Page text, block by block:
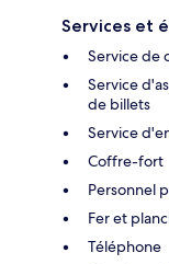
Services et
Service de
Service
de billets
Service
Coffre-fort
Personnel
Fer et
Téléphone